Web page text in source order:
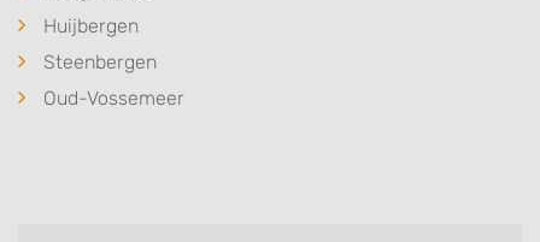
Huijbergen
Steenbergen
Oud-Vossemeer